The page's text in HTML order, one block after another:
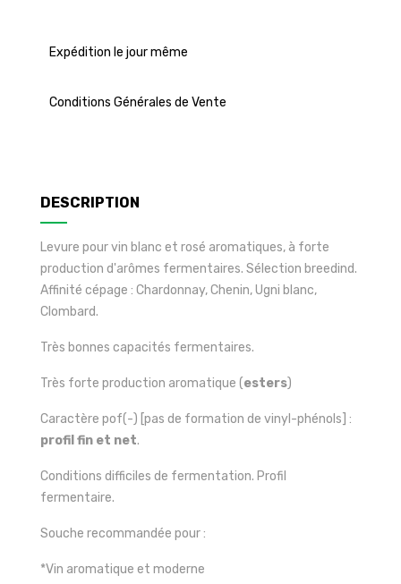
Expédition le jour même
Conditions Générales de Vente
DESCRIPTION
Levure pour vin blanc et rosé aromatiques, à forte
production d'arômes fermentaires. Sélection breedind.
Affinité cépage : Chardonnay, Chenin, Ugni blanc,
Clombard.
Très bonnes capacités fermentaires.
Très forte production aromatique (esters)
Caractère pof(-) [pas de formation de vinyl-phénols] :
profil fin et net.
Conditions difficiles de fermentation. Profil
fermentaire.
Souche recommandée pour :
*Vin aromatique et moderne